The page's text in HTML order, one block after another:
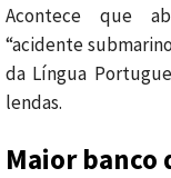
Acontece que
“acidente
da Língua
lendas.
Maior banco